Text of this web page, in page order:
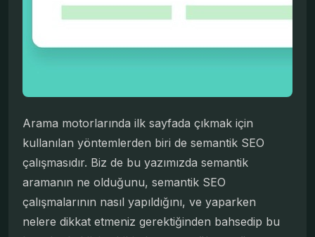
Arama motorlarında ilk sayfada çıkmak için
kullanılan yöntemlerden biri de semantik SEO
çalışmasıdır. Biz de bu yazımızda semantik
aramanın ne olduğunu, semantik SEO
çalışmalarının nasıl yapıldığını, ve yaparken
nelere dikkat etmeniz gerektiğinden bahsedip bu